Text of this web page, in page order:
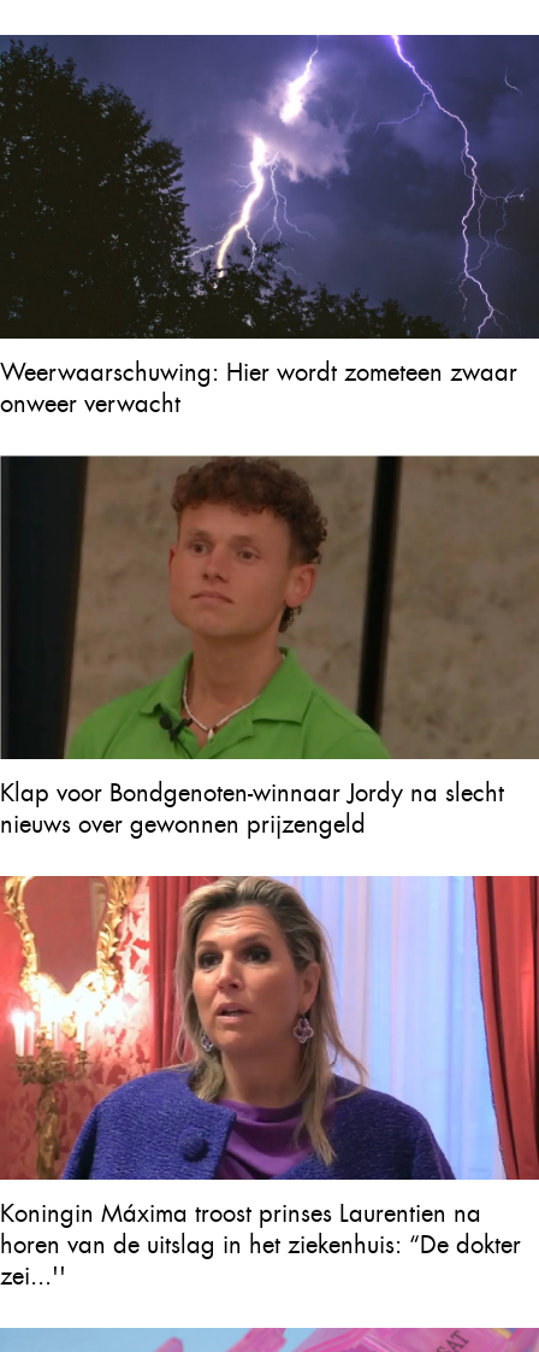
Weerwaarschuwing: Hier wordt zometeen zwaar
onweer verwacht
Klap voor Bondgenoten-winnaar Jordy na slecht
nieuws over gewonnen prijzengeld
Koningin Máxima troost prinses Laurentien na
horen van de uitslag in het ziekenhuis: “De dokter
zei...''